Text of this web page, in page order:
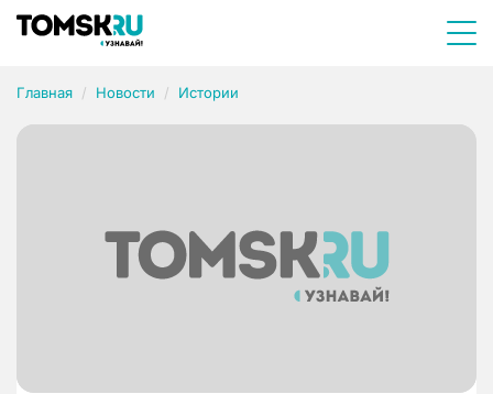
Главная Новости Истории